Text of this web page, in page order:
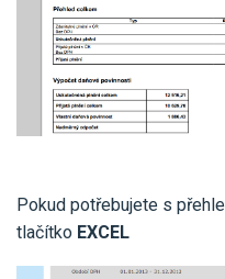
Pokud potřebujete s
tlačítko EXCEL